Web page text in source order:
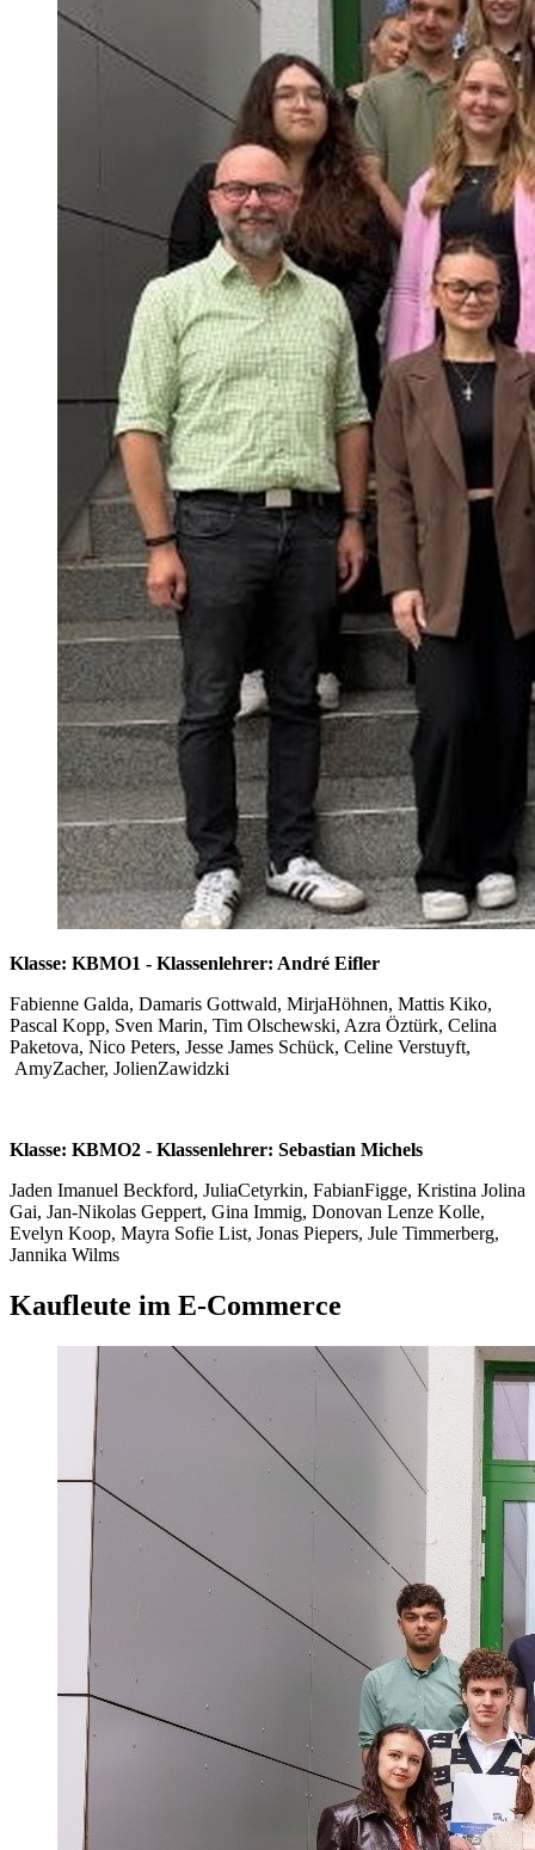
Klasse: KBMO1 - Klassenlehrer: André Eifler
Fabienne Galda, Damaris Gottwald, MirjaHöhnen, Mattis Kiko,
Pascal Kopp, Sven Marin, Tim Olschewski, Azra Öztürk, Celina
Paketova, Nico Peters, Jesse James Schück, Celine Verstuyft,
AmyZacher, JolienZawidzki
Klasse: KBMO2 - Klassenlehrer: Sebastian Michels
Jaden Imanuel Beckford, JuliaCetyrkin, FabianFigge, Kristina Jolina
Gai, Jan-Nikolas Geppert, Gina Immig, Donovan Lenze Kolle,
Evelyn Koop, Mayra Sofie List, Jonas Piepers, Jule Timmerberg,
Jannika Wilms
Kaufleute im E-Commerce